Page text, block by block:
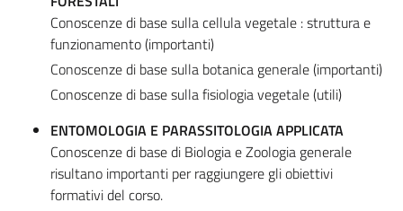
Conoscenze di base sulla cellula vegetale : struttura e
funzionamento (importanti)
Conoscenze di base sulla botanica generale (importanti)
Conoscenze di base sulla fisiologia vegetale (utili)
ENTOMOLOGIA E PARASSITOLOGIA APPLICATA
Conoscenze di base di Biologia e Zoologia generale
risultano importanti per raggiungere gli obiettivi
formativi del corso.